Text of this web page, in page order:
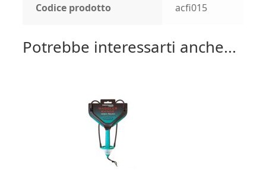
Codice prodotto acfi015
Potrebbe interessarti anche...